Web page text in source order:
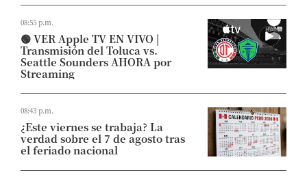
08:55 p.m.
🟢 VER Apple TV EN VIVO |
Transmisión del Toluca vs.
Seattle Sounders AHORA por
Streaming
08:43 p.m.
¿Este viernes se trabaja? La
verdad sobre el 7 de agosto tras
el feriado nacional